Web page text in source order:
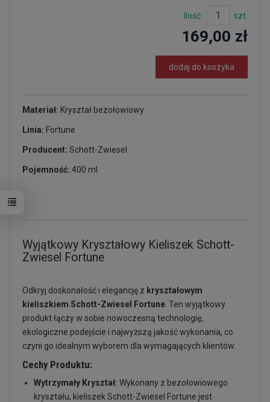
Ilość: szt.
169,00 zł
dodaj do koszyka
Materiał: Kryształ bezołowiowy
Linia: Fortune
Producent: Schott-Zwiesel
Pojemność: 400 ml
Wyjątkowy Kryształowy Kieliszek Schott-
Zwiesel Fortune
Odkryj doskonałość i elegancję z kryształowym
kieliszkiem Schott-Zwiesel Fortune . Ten wyjątkowy
produkt łączy w sobie nowoczesną technologię,
ekologiczne podejście i najwyższą jakość wykonania, co
czyni go idealnym wyborem dla wymagających klientów.
Cechy Produktu:
Wytrzymały Kryształ: Wykonany z bezołowiowego
kryształu, kieliszek Schott-Zwiesel Fortune jest